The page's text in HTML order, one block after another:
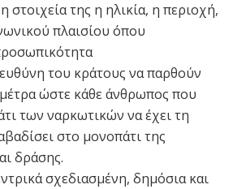
της η ηλικία, η περιοχή,
πλαισίου όπου
του κράτους να παρθούν
ώστε κάθε άνθρωπος που
των ναρκωτικών να έχει τη
στο μονοπάτι της
δράσης.
σχεδιασμένη, δημόσια και